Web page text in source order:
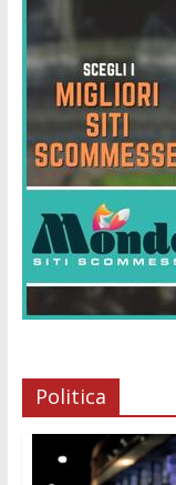
Politica